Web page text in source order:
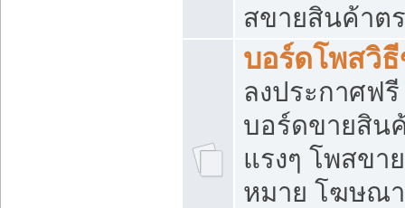
สขายสินค้าต
บอร์ดโพสวิ
ลงประกาศฟรี
บอร์ดขายสิน
แรงๆ โพสขา
หมาย โฆษณ